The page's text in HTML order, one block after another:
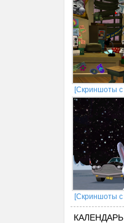
[Скриншоты с
[Скриншоты с
КАЛЕНДАРЬ